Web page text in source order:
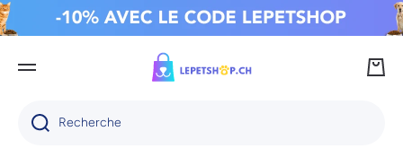
IGNORER ET PASSER AU CONTENU
Recherche